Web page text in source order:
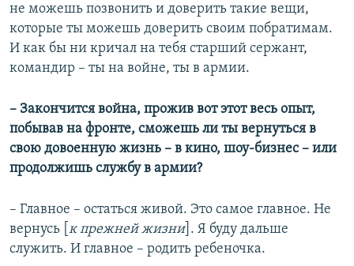
не можешь позвонить и доверить такие вещи,
которые ты можешь доверить своим побратимам.
И как бы ни кричал на тебя старший сержант,
командир – ты на войне, ты в армии.
– Закончится война, прожив вот этот весь опыт,
побывав на фронте, сможешь ли ты вернуться в
свою довоенную жизнь – в кино, шоу-бизнес – или
продолжишь службу в армии?
– Главное – остаться живой. Это самое главное. Не
вернусь [ к прежней жизни]. Я буду дальше
служить. И главное – родить ребеночка.